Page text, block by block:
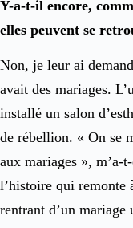
Y-a-t-il encore,
elles peuvent se
Non, je leur ai
avait des mariages.
installé un salon
de rébellion. « On se
aux mariages », m’a-
l’histoire qui remonte
rentrant d’un